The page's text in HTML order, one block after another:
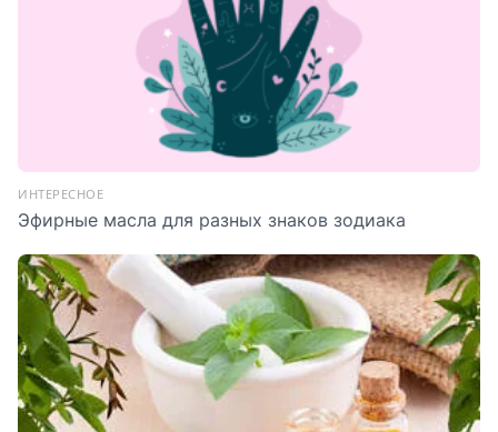
ИНТЕРЕСНОЕ
Эфирные масла для разных знаков зодиака